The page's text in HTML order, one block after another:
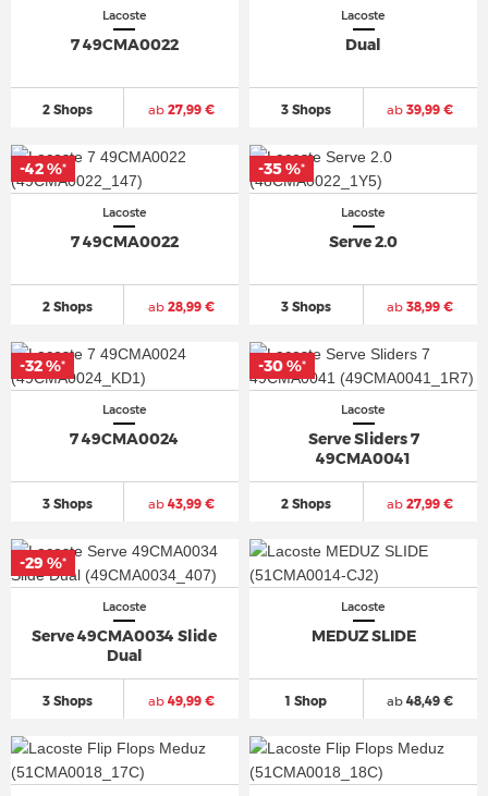
Lacoste
7 49CMA0022
2 Shops ab27,99 €
Lacoste
Dual
3 Shops ab 39,99 €
Lacoste
7 49CMA0022
2 Shops ab28,99 €
-42 %*
Lacoste
Serve 2.0
3 Shops ab 38,99 €
-35 %*
Lacoste
7 49CMA0024
3 Shops ab43,99 €
-32 %*
Lacoste
Serve Sliders 7
49CMA0041
2 Shops ab 27,99 €
-30 %*
Lacoste
Serve 49CMA0034 Slide
Dual
3 Shops ab49,99 €
-29 %*
Lacoste
MEDUZ SLIDE
1 Shop ab 48,49 €